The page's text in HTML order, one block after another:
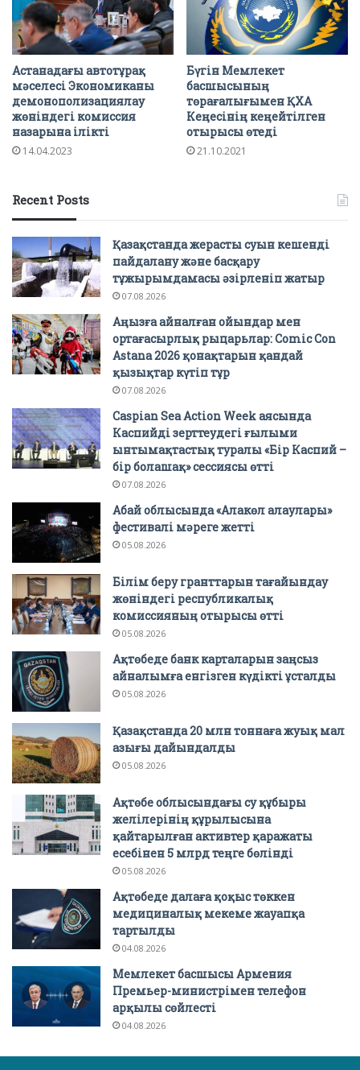
Астанадағы автотұрақ
мәселесі Экономиканы
демонополизациялау
жөніндегі комиссия
назарына ілікті
14.04.2023
Бүгін Мемлекет
басшысының
төрағалығымен ҚХА
Кеңесінің кеңейтілген
отырысы өтеді
21.10.2021
Recent Posts
Қазақстанда жерасты суын кешенді
пайдалану және басқару
тұжырымдамасы әзірленіп жатыр
07.08.2026
Аңызға айналған ойындар мен
ортағасырлық рыцарьлар: Comic Con
Astana 2026 қонақтарын қандай
қызықтар күтіп тұр
07.08.2026
Caspian Sea Action Week аясында
Каспийді зерттеудегі ғылыми
ынтымақтастық туралы «Бір Каспий –
бір болашақ» сессиясы өтті
07.08.2026
Абай облысында «Алакөл алаулары»
фестивалі мәреге жетті
05.08.2026
Білім беру гранттарын тағайындау
жөніндегі республикалық
комиссияның отырысы өтті
05.08.2026
Ақтөбеде банк карталарын заңсыз
айналымға енгізген күдікті ұсталды
05.08.2026
Қазақстанда 20 млн тоннаға жуық мал
азығы дайындалды
05.08.2026
Ақтөбе облысындағы су құбыры
желілерінің құрылысына
қайтарылған активтер қаражаты
есебінен 5 млрд теңге бөлінді
05.08.2026
Ақтөбеде далаға қоқыс төккен
медициналық мекеме жауапқа
тартылды
04.08.2026
Мемлекет басшысы Армения
Премьер-министрімен телефон
арқылы сөйлесті
04.08.2026